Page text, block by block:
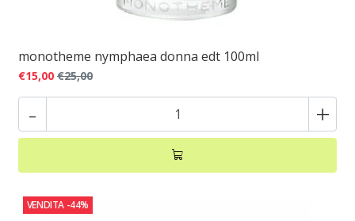
monotheme nymphaea donna edt 100ml
€15,00 €25,00
- +
VENDITA -44%